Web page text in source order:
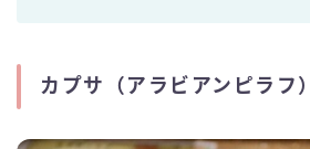
カプサ（アラビアンピラフ）